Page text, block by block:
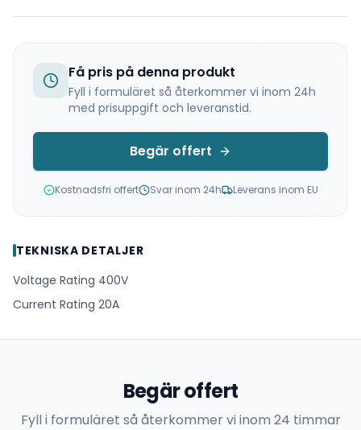
Få pris på denna produkt
Fyll i formuläret så återkommer vi inom 24h
med prisuppgift och leveranstid.
Begär offert
Kostnadsfri offert Svar inom 24h Leverans inom EU
TEKNISKA DETALJER
Voltage Rating 400V
Current Rating 20A
Begär offert
Fyll i formuläret så återkommer vi inom 24 timmar